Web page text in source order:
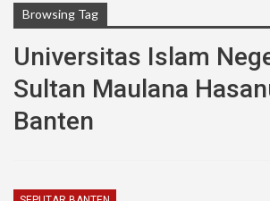
Browsing Tag
Universitas Islam
Sultan Maulana
Banten